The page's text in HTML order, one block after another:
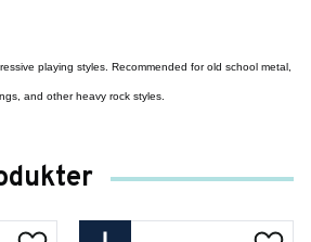
playing styles. Recommended for old school metal,
and other heavy rock styles.